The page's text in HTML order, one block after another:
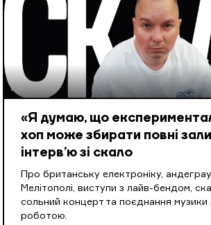
«Я думаю, що
хоп може збирати повні
інтерв’ю зі скало
Про британську електроніку,
Мелітополі, виступи з лайв-бендом,
сольний концерт та поєднання музики
роботою.